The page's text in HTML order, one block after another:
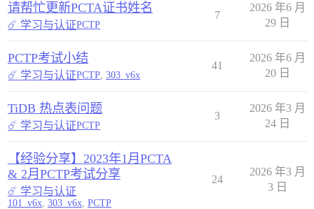
请帮忙更新PCTA证书姓名
☄️ 学习与认证PCTP
7
2026 年6 月
29 日
PCTP考试小结
☄️ 学习与认证PCTP 303_v6x
41
2026 年6 月
20 日
TiDB 热点表问题
☄️ 学习与认证PCTP
3
2026 年3 月
24 日
【经验分享】2023年1月PCTA
& 2月PCTP考试分享
☄️ 学习与认证
101_v6x, 303_v6x, PCTP
24
2026 年3 月
3 日